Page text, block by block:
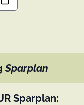
Sparplan
Sparplan: